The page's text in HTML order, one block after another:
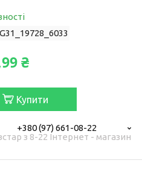
₴
Купити
+380 (97) 661-08-22
з 8-22 Інтернет - магазин